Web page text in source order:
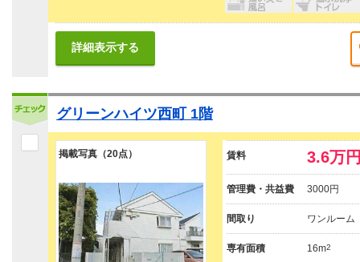
詳細表示する
グリーンハイツ西町 1階
掲載写真（20点） 賃料 3.6万
管理費・共益費 3000円
間取り ワンルーム
専有面積 16m2